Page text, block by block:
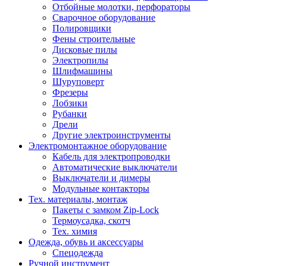
Отбойные молотки, перфораторы
Сварочное оборудование
Полировщики
Фены строительные
Дисковые пилы
Электропилы
Шлифмашины
Шуруповерт
Фрезеры
Лобзики
Рубанки
Дрели
Другие электроинструменты
Электромонтажное оборудование
Кабель для электропроводки
Автоматические выключатели
Выключатели и димеры
Модульные контакторы
Тех. материалы, монтаж
Пакеты с замком Zip-Lock
Термоусадка, скотч
Тех. химия
Одежда, обувь и аксессуары
Спецодежда
Ручной инструмент